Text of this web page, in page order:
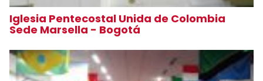
Iglesia Pentecostal Unida de Colombia
Sede Marsella - Bogotá